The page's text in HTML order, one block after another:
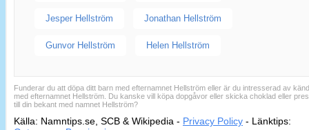
Jesper Hellström Jonathan Hellström
Gunvor Hellström Helen Hellström
Funderar du att döpa ditt barn med efternamnet Hellström eller är du intresserad av
med efternamnet Hellström. Du kanske vill köpa dopgåvor eller skicka choklad eller
till din bekant med namnet Hellström?
Källa: Namntips.se, SCB & Wikipedia - Privacy Policy - Länktips: